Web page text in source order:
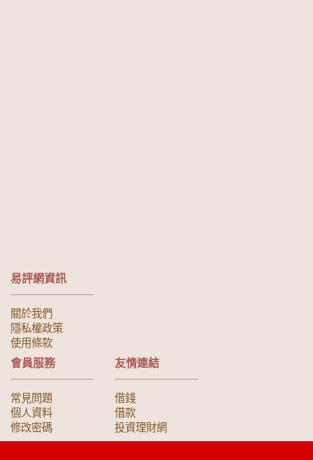
易評網資訊
關於我們
隱私權政策
使用條款
會員服務
常見問題
個人資料
修改密碼
友情連結
借錢
借款
投資理財網